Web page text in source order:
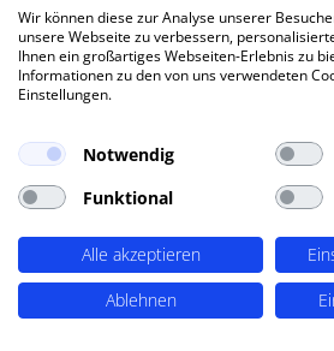
Wir können diese zur Analyse unserer
unsere Webseite zu verbessern,
Ihnen ein großartiges Webseiten-Erlebnis zu
Informationen zu den von uns verwendeten
Einstellungen.
Notwendig
Funktional
Alle akzeptieren
Ablehnen